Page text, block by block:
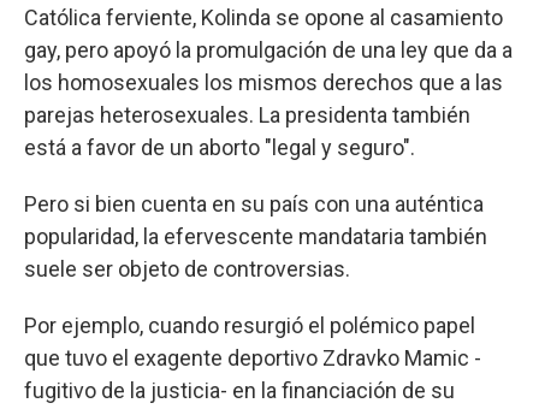
Católica ferviente, Kolinda se opone al casamiento
gay, pero apoyó la promulgación de una ley que da a
los homosexuales los mismos derechos que a las
parejas heterosexuales. La presidenta también
está a favor de un aborto "legal y seguro".
Pero si bien cuenta en su país con una auténtica
popularidad, la efervescente mandataria también
suele ser objeto de controversias.
Por ejemplo, cuando resurgió el polémico papel
que tuvo el exagente deportivo Zdravko Mamic -
fugitivo de la justicia- en la financiación de su